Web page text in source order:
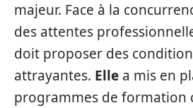
majeur. Face à la
des attentes
doit proposer des
attrayantes. Elle a mis en
programmes de formation